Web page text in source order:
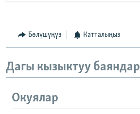
Бөлүшүңүз Катталыңыз
Дагы кызыктуу баяндар
Окуялар